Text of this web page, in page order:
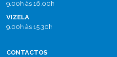
9.00h às 16.00h
VIZELA
9.00h às 15.30h
CONTACTOS